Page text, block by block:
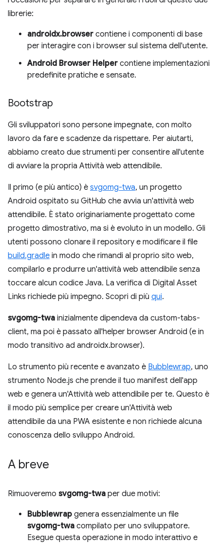
librerie:
androidx.browser contiene i componenti di base
per interagire con i browser sul sistema dell'utente.
Android Browser Helper contiene implementazioni
predefinite pratiche e sensate.
Bootstrap
Gli sviluppatori sono persone impegnate, con molto
lavoro da fare e scadenze da rispettare. Per aiutarti,
abbiamo creato due strumenti per consentire all'utente
di avviare la propria Attività web attendibile.
Il primo (e più antico) è svgomg-twa, un progetto
Android ospitato su GitHub che avvia un'attività web
attendibile. È stato originariamente progettato come
progetto dimostrativo, ma si è evoluto in un modello. Gli
utenti possono clonare il repository e modificare il file
build.gradle in modo che rimandi al proprio sito web,
compilarlo e produrre un'attività web attendibile senza
toccare alcun codice Java. La verifica di Digital Asset
Links richiede più impegno. Scopri di più qui.
svgomg-twa inizialmente dipendeva da custom-tabs-
client, ma poi è passato all'helper browser Android (e in
modo transitivo ad androidx.browser).
Lo strumento più recente e avanzato è Bubblewrap, uno
strumento Node.js che prende il tuo manifest dell'app
web e genera un'Attività web attendibile per te. Questo è
il modo più semplice per creare un'Attività web
attendibile da una PWA esistente e non richiede alcuna
conoscenza dello sviluppo Android.
A breve
Rimuoveremo svgomg-twa per due motivi:
Bubblewrap genera essenzialmente un file
svgomg-twa compilato per uno sviluppatore.
Esegue questa operazione in modo interattivo e